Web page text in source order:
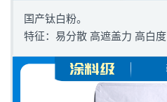
国产钛白粉。
特征：易分散 高遮盖力 高白度